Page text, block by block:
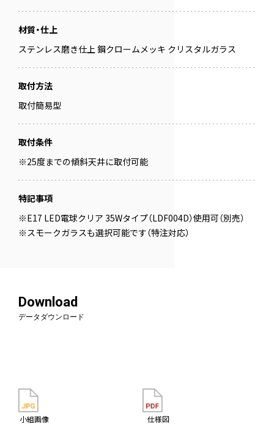
材質・仕上
ステンレス磨き仕上 鋼クロームメッキ クリスタルガラス
取付方法
取付簡易型
取付条件
※25度までの傾斜天井に取付可能
特記事項
※E17 LED電球クリア 35Wタイプ（LDF004D）使用可（別売）
※スモークガラスも選択可能です（特注対応）
Download
データダウンロード
小組画像 仕様図